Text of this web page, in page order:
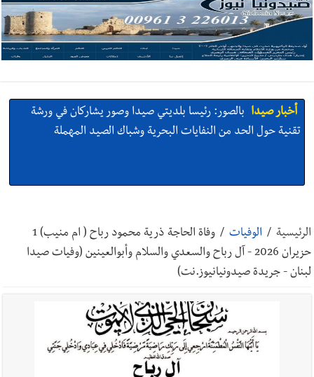
أخبار صيدا بالصور: رئيسا بلديتي صيدا وصور يشاركان في ورشة
تقنية حول الحد من النفايات البحرية وشباك الصيد المهملة
في صيدا نتيجة الانقطاع المتكرر لخط الخدمات الكهربائي
مفرزة صيدا القضائية توقف ثلاثة أشخاص بجرائم
الرئيسية / الوفيات /
وفاة الحاجة ذرية محمود رباح ( ام منيب) 1
حزيران 2026 - آل رباح والسعدي والسلام وأبوالعينين (وفيات صيدا
لبنان - جريدة صيدونيانيوز.نت)